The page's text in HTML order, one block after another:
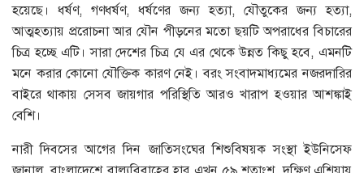
হয়েছে। ধর্ষণ, গণধর্ষণ, ধর্ষণের জন্য হত্যা, যৌতুকের জন্য হত্যা,
আত্মহত্যায় প্ররোচনা আর যৌন পীড়নের মতো ছয়টি অপরাধের বিচারের
চিত্র হচ্ছে এটি। সারা দেশের চিত্র যে এর থেকে উন্নত কিছু হবে, এমনটি
মনে করার কোনো যৌক্তিক কারণ নেই। বরং সংবাদমাধ্যমের নজরদারির
বাইরে থাকায় সেসব জায়গার পরিস্থিতি আরও খারাপ হওয়ার আশঙ্কাই
বেশি।
নারী দিবসের আগের দিন জাতিসংঘের শিশুবিষয়ক সংস্থা ইউনিসেফ